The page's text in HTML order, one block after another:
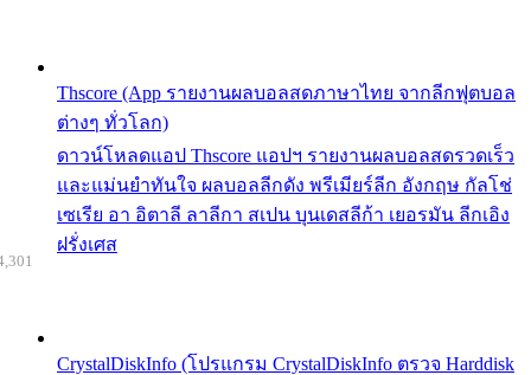
Thscore (App รายงานผลบอลสดภาษาไทย จากลีกฟุตบอล
ต่างๆ ทั่วโลก)
ดาวน์โหลดแอป Thscore แอปฯ รายงานผลบอลสดรวดเร็ว
และแม่นยำทันใจ ผลบอลลีกดัง พรีเมียร์ลีก อังกฤษ กัลโช่
เซเรีย อา อิตาลี ลาลีกา สเปน บุนเดสลีก้า เยอรมัน ลีกเอิง
ฝรั่งเศส
CrystalDiskInfo (โปรแกรม CrystalDiskInfo ตรวจ Harddisk